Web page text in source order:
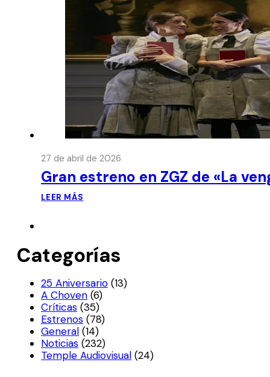
27 de abril de 2026
Gran estreno en ZGZ de «La
LEER MÁS
Categorías
25 Aniversario (13)
A Choven (6)
Críticas (35)
Estrenos (78)
General (14)
Noticias (232)
Temple Audiovisual (24)